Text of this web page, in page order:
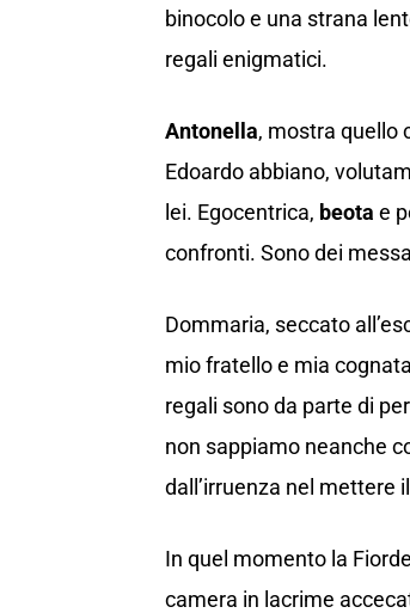
binocolo e una strana
regali enigmatici.
Antonella, mostra quello
Edoardo abbiano,
lei. Egocentrica, beota e
confronti. Sono dei
Dommaria, seccato
mio fratello e mia
regali sono da parte di
non sappiamo neanche
dall’irruenza nel mettere
In quel momento la
camera in lacrime